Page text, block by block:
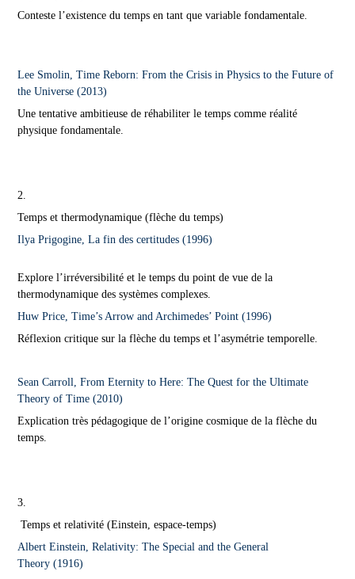
Conteste l’existence du temps en tant que variable fondamentale.
Lee Smolin, Time Reborn: From the Crisis in Physics to the Future of
the Universe (2013)
Une tentative ambitieuse de réhabiliter le temps comme réalité
physique fondamentale.
2.
Temps et thermodynamique (flèche du temps)
Ilya Prigogine, La fin des certitudes (1996)
Explore l’irréversibilité et le temps du point de vue de la
thermodynamique des systèmes complexes.
Huw Price, Time’s Arrow and Archimedes’ Point (1996)
Réflexion critique sur la flèche du temps et l’asymétrie temporelle.
Sean Carroll, From Eternity to Here: The Quest for the Ultimate
Theory of Time (2010)
Explication très pédagogique de l’origine cosmique de la flèche du
temps.
3.
Temps et relativité (Einstein, espace-temps)
Albert Einstein, Relativity: The Special and the General
Theory (1916)